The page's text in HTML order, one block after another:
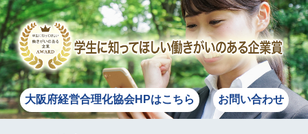
大阪府経営合理化協会HPはこちら お問い合わせ